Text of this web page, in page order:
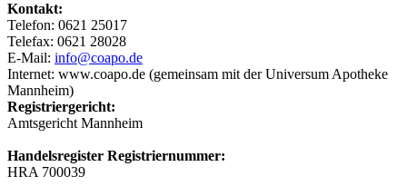
Kontakt:
Telefon: 0621 25017
Telefax: 0621 28028
E-Mail: info@coapo.de
Internet: www.coapo.de (gemeinsam mit der Universum Apotheke
Mannheim)
Registriergericht:
Amtsgericht Mannheim
Handelsregister Registriernummer:
HRA 700039